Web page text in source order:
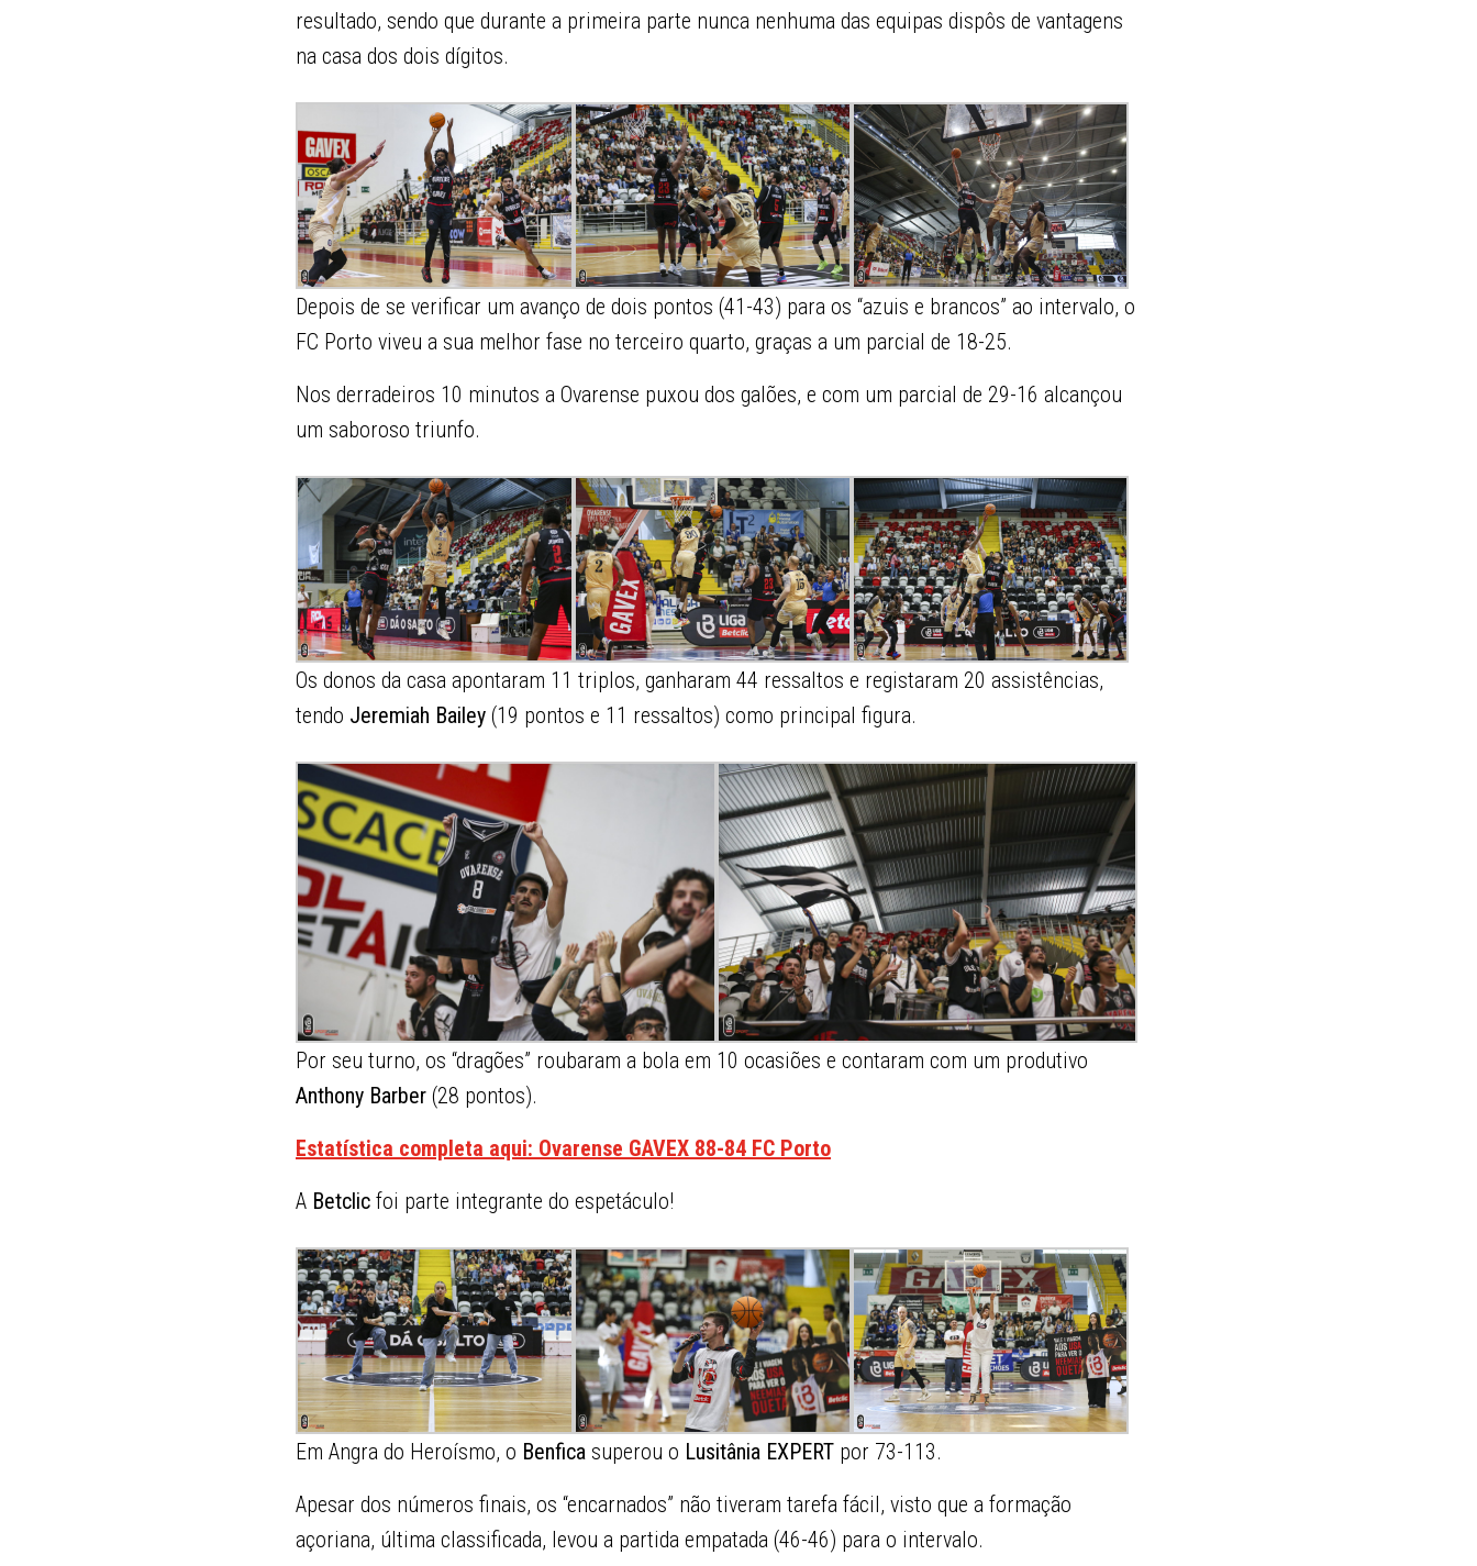
resultado, sendo que durante a primeira parte nunca nenhuma das equipas dispôs de vantagens
na casa dos dois dígitos.
Depois de se verificar um avanço de dois pontos (41-43) para os “azuis e brancos” ao intervalo, o
FC Porto viveu a sua melhor fase no terceiro quarto, graças a um parcial de 18-25.
Nos derradeiros 10 minutos a Ovarense puxou dos galões, e com um parcial de 29-16 alcançou
um saboroso triunfo.
Os donos da casa apontaram 11 triplos, ganharam 44 ressaltos e registaram 20 assistências,
tendo Jeremiah Bailey (19 pontos e 11 ressaltos) como principal figura.
Por seu turno, os “dragões” roubaram a bola em 10 ocasiões e contaram com um produtivo
Anthony Barber (28 pontos).
Estatística completa aqui: Ovarense GAVEX 88-84 FC Porto
A Betclic foi parte integrante do espetáculo!
Em Angra do Heroísmo, o Benfica superou o Lusitânia EXPERT por 73-113.
Apesar dos números finais, os “encarnados” não tiveram tarefa fácil, visto que a formação
açoriana, última classificada, levou a partida empatada (46-46) para o intervalo.